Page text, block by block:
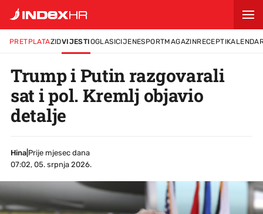
PRETPLATAZIDVIJESTIOGLASICIJENESPORTMAGAZINRECEPTI
Trump i Putin razgovarali
sat i pol. Kremlj objavio
detalje
Hina
Prije mjesec dana
07:02, 05. srpnja 2026.